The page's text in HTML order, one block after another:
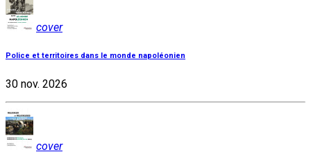
cover
Police et territoires dans le monde napoléonien
30 nov. 2026
cover